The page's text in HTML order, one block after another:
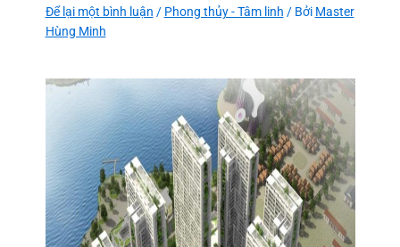
Để lại một bình luận / Phong thủy - Tâm linh / Bởi Master
Hùng Minh